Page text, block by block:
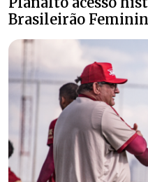
Brasileirão